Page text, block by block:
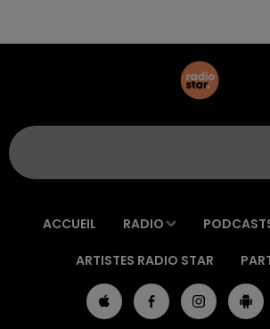
ACCUEIL RADIO
ARTISTES RADIO STAR